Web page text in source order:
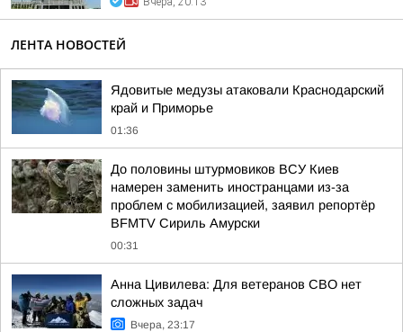
ЛЕНТА НОВОСТЕЙ
Ядовитые медузы атаковали Краснодарский
край и Приморье
01:36
До половины штурмовиков ВСУ Киев
намерен заменить иностранцами из-за
проблем с мобилизацией, заявил репортёр
BFMTV Сириль Амурски
00:31
Анна Цивилева: Для ветеранов СВО нет
сложных задач
Вчера, 23:17